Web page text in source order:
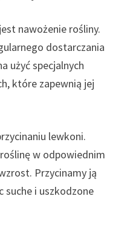
nawożenie rośliny.
dostarczania
użyć specjalnych
które zapewnią jej
lewkoni.
w odpowiednim
Przycinamy ją
suche i uszkodzone